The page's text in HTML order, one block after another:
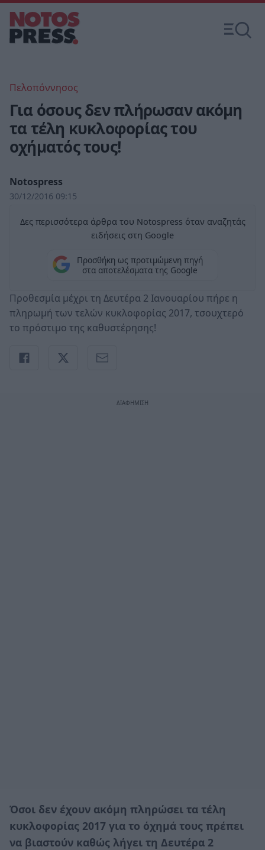
Πελοπόννησος
Για όσους δεν πλήρωσαν ακόμη
τα τέλη κυκλοφορίας του
οχήματός τους!
Notospress
30/12/2016 09:15
Δες περισσότερα άρθρα του Notospress όταν αναζητάς
ειδήσεις στη Google
Προσθήκη ως προτιμώμενη πηγή
στα αποτελέσματα της Google
Προθεσμία μέχρι τη Δευτέρα 2 Ιανουαρίου πήρε η
πληρωμή των τελών κυκλοφορίας 2017, τσουχτερό
το πρόστιμο της καθυστέρησης!
Όσοι δεν έχουν ακόμη πληρώσει τα τέλη
κυκλοφορίας 2017 για το όχημά τους πρέπει
να βιαστούν καθώς λήγει τη Δευτέρα 2